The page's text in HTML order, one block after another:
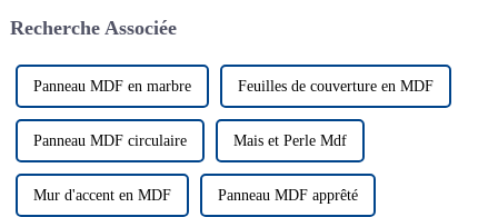
de bouleau de 18 mm est un
connu pour sa durabilité et sa
résistance.
Recherche Associée
Panneau MDF en marbre Feuilles de couverture en MDF
Panneau MDF circulaire Mais et Perle Mdf
Mur d'accent en MDF Panneau MDF apprêté